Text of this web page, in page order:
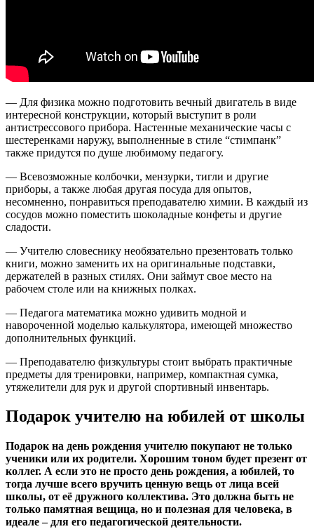
— Для физика можно подготовить вечный двигатель в виде
интересной конструкции, который выступит в роли
антистрессового прибора. Настенные механические часы с
шестеренками наружу, выполненные в стиле “стимпанк”
также придутся по душе любимому педагогу.
— Всевозможные колбочки, мензурки, тигли и другие
приборы, а также любая другая посуда для опытов,
несомненно, понравиться преподавателю химии. В каждый из
сосудов можно поместить шоколадные конфеты и другие
сладости.
— Учителю словеснику необязательно презентовать только
книги, можно заменить их на оригинальные подставки,
держателей в разных стилях. Они займут свое место на
рабочем столе или на книжных полках.
— Педагога математика можно удивить модной и
навороченной моделью калькулятора, имеющей множество
дополнительных функций.
— Преподавателю физкультуры стоит выбрать практичные
предметы для тренировки, например, компактная сумка,
утяжелители для рук и другой спортивный инвентарь.
Подарок учителю на юбилей от школы
Подарок на день рождения учителю покупают не только
ученики или их родители. Хорошим тоном будет презент от
коллег. А если это не просто день рождения, а юбилей, то
тогда лучше всего вручить ценную вещь от лица всей
школы, от её дружного коллектива. Это должна быть не
только памятная вещица, но и полезная для человека, в
идеале – для его педагогической деятельности.